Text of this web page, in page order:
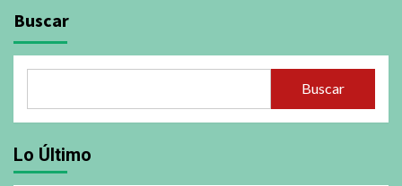
Buscar
Buscar
Lo Último